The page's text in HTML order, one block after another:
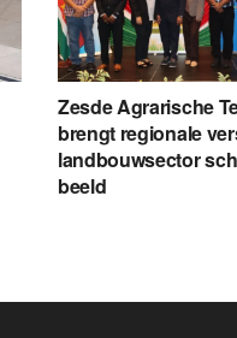
Zesde Agrarische
brengt regionale
landbouwsector
beeld